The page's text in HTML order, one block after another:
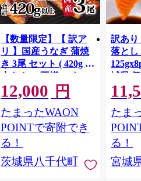
【数量限定】【 訳ア
リ 】国産うなぎ 蒲焼
き 3尾 セット ( 420g )
大きさ の不揃い タ
レ・山椒付き ウナギ
鰻 ふぞろい 不揃い う
な重 ひつまぶし 人気
茨城 八千代町 ふるさ
と納税 冷凍 [SF951ya]
12,000 円
たまったWAON
POINTで寄附でき
る！
茨城県八千代町
訳あり
落とし
城県
お刺し
生 生
鮭 銀
介
たま
る！
宮城